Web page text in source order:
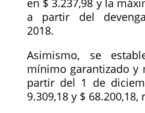
en $ 3.237,98 y la
a partir del
2018.
Asimismo, se
mínimo garantizado y
partir del 1 de
9.309,18 y $